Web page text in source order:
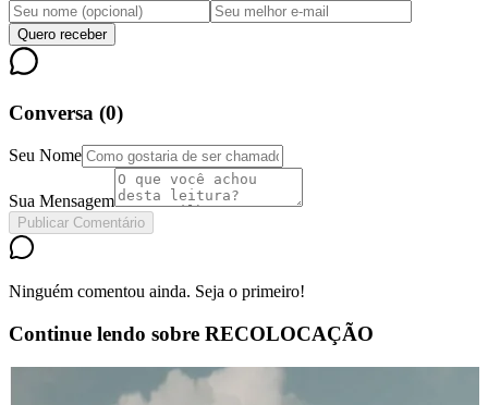
Quero receber
Conversa (0)
Seu Nome
Sua Mensagem
Publicar Comentário
Ninguém comentou ainda. Seja o primeiro!
Continue lendo sobre RECOLOCAÇÃO